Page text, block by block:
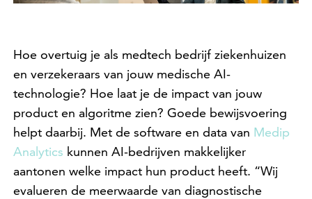
Hoe overtuig je als medtech bedrijf ziekenhuizen
en verzekeraars van jouw medische AI-
technologie? Hoe laat je de impact van jouw
product en algoritme zien? Goede bewijsvoering
helpt daarbij. Met de software en data van Medip
Analytics kunnen AI-bedrijven makkelijker
aantonen welke impact hun product heeft. “Wij
evalueren de meerwaarde van diagnostische